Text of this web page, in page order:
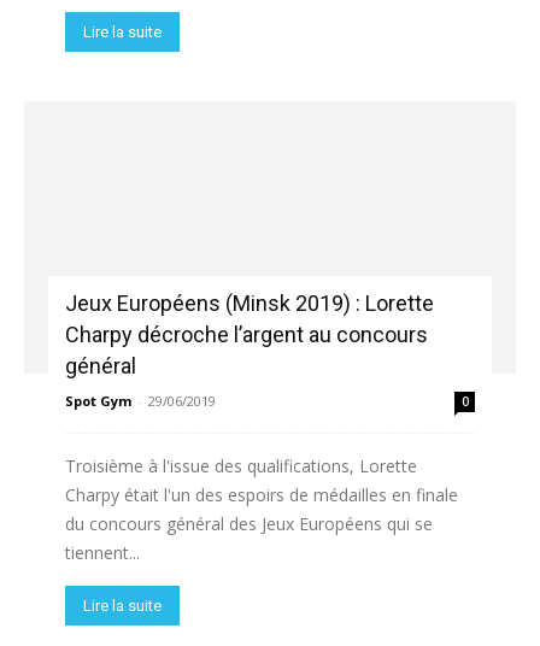
Lire la suite
Jeux Européens (Minsk 2019) : Lorette
Charpy décroche l’argent au concours
général
Spot Gym - 29/06/2019 0
Troisième à l'issue des qualifications, Lorette
Charpy était l'un des espoirs de médailles en finale
du concours général des Jeux Européens qui se
tiennent...
Lire la suite